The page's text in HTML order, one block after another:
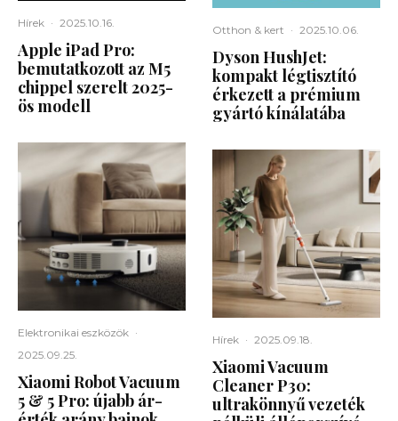
Hírek · 2025.10.16.
Apple iPad Pro:
bemutatkozott az M5
chippel szerelt 2025-
ös modell
Elektronikai eszközök ·
2025.09.25.
Xiaomi Robot Vacuum
5 & 5 Pro: újabb ár-
Otthon & kert · 2025.10.06.
Dyson HushJet:
kompakt légtisztító
érkezett a prémium
gyártó kínálatába
Hírek · 2025.09.18.
Xiaomi Vacuum
Cleaner P30:
ultrakönnyű vezeték